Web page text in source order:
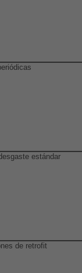
estándar
de retrofit